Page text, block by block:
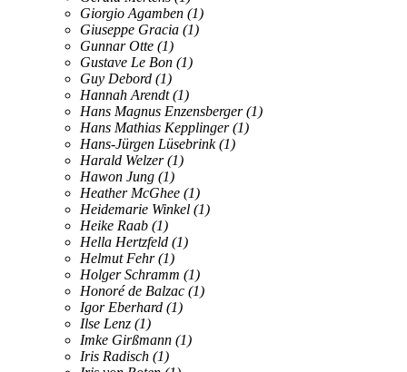
Giorgio Agamben (1)
Giuseppe Gracia (1)
Gunnar Otte (1)
Gustave Le Bon (1)
Guy Debord (1)
Hannah Arendt (1)
Hans Magnus Enzensberger (1)
Hans Mathias Kepplinger (1)
Hans-Jürgen Lüsebrink (1)
Harald Welzer (1)
Hawon Jung (1)
Heather McGhee (1)
Heidemarie Winkel (1)
Heike Raab (1)
Hella Hertzfeld (1)
Helmut Fehr (1)
Holger Schramm (1)
Honoré de Balzac (1)
Igor Eberhard (1)
Ilse Lenz (1)
Imke Girßmann (1)
Iris Radisch (1)